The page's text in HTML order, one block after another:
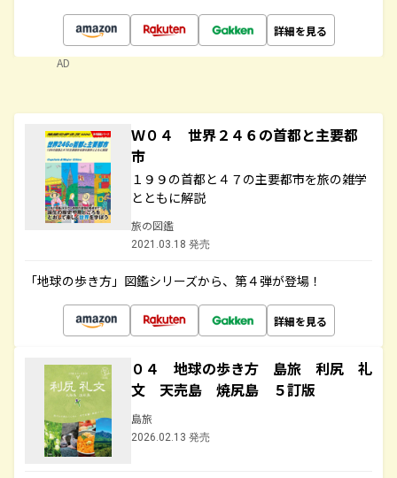
詳細を見る
AD
Ｗ０４ 世界２４６の首都と主要都
市
１９９の首都と４７の主要都市を旅の雑学
とともに解説
旅の図鑑
2021.03.18 発売
「地球の歩き方」図鑑シリーズから、第４弾が登場！
詳細を見る
０４ 地球の歩き方 島旅 利尻 礼
文 天売島 焼尻島 ５訂版
島旅
2026.02.13 発売